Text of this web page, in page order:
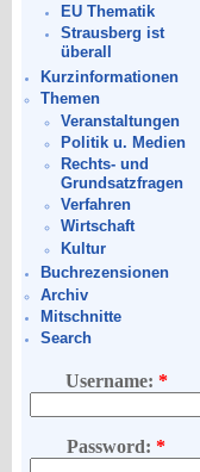
EU Thematik
Strausberg ist
überall
Kurzinformationen
Themen
Veranstaltungen
Politik u. Medien
Rechts- und
Grundsatzfragen
Verfahren
Wirtschaft
Kultur
Buchrezensionen
Archiv
Mitschnitte
Search
Username: *
Password:*